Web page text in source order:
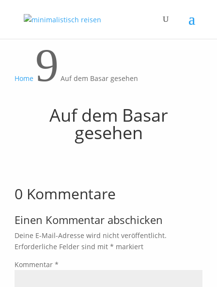
Home 9 Auf dem Basar gesehen
Auf dem Basar
gesehen
0 Kommentare
Einen Kommentar abschicken
Deine E-Mail-Adresse wird nicht veröffentlicht.
Erforderliche Felder sind mit * markiert
Kommentar *